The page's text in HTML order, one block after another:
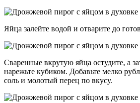
Яйца залейте водой и отварите до
Сваренные вкрутую яйца остудите, а
нарежьте кубиком. Добавьте мелко
соль и молотый перец по вкусу.